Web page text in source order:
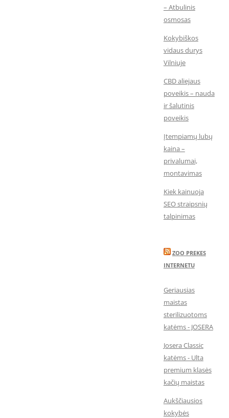
– Atbulinis
osmosas
Kokybiškos
vidaus durys
Vilniuje
CBD aliejaus
poveikis – nauda
ir šalutinis
poveikis
Įtempiamų lubų
kaina –
privalumai,
montavimas
Kiek kainuoja
SEO straipsnių
talpinimas
ZOO PREKES
INTERNETU
Geriausias
maistas
sterilizuotoms
katėms - JOSERA
Josera Classic
katėms - Ulta
premium klasės
kačių maistas
Aukščiausios
kokybės